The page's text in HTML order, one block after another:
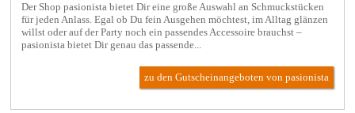
Der Shop pasionista bietet Dir eine große Auswahl an Schmuckstücken
für jeden Anlass. Egal ob Du fein Ausgehen möchtest, im Alltag glänzen
willst oder auf der Party noch ein passendes Accessoire brauchst –
pasionista bietet Dir genau das passende...
zu den Gutscheinangeboten von pasionista